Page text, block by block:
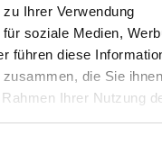
Ihrer Verwendung
soziale Medien,
führen diese
die Sie ihnen
Ihrer Nutzung